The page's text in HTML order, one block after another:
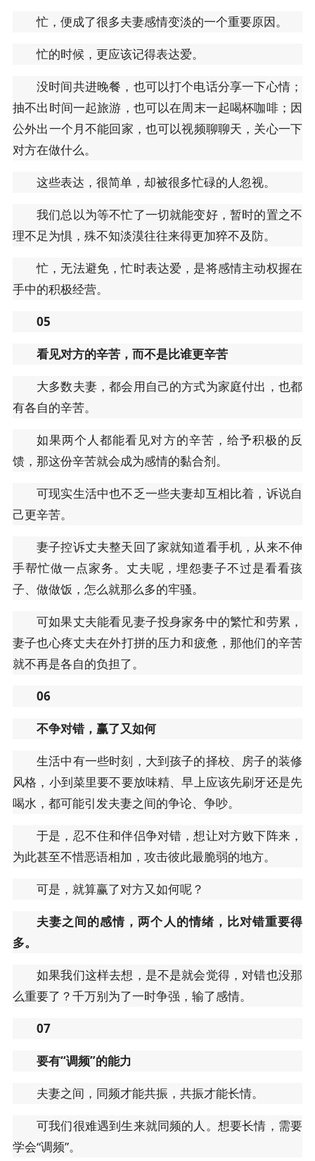
忙，便成了很多夫妻感情变淡的一个重要原因。
忙的时候，更应该记得表达爱。
没时间共进晚餐，也可以打个电话分享一下心情；
抽不出时间一起旅游，也可以在周末一起喝杯咖啡；因
公外出一个月不能回家，也可以视频聊聊天，关心一下
对方在做什么。
这些表达，很简单，却被很多忙碌的人忽视。
我们总以为等不忙了一切就能变好，暂时的置之不
理不足为惧，殊不知淡漠往往来得更加猝不及防。
忙，无法避免，忙时表达爱，是将感情主动权握在
手中的积极经营。
05
看见对方的辛苦，而不是比谁更辛苦
大多数夫妻，都会用自己的方式为家庭付出，也都
有各自的辛苦。
如果两个人都能看见对方的辛苦，给予积极的反
馈，那这份辛苦就会成为感情的黏合剂。
可现实生活中也不乏一些夫妻却互相比着，诉说自
己更辛苦。
妻子控诉丈夫整天回了家就知道看手机，从来不伸
手帮忙做一点家务。丈夫呢，埋怨妻子不过是看看孩
子、做做饭，怎么就那么多的牢骚。
可如果丈夫能看见妻子投身家务中的繁忙和劳累，
妻子也心疼丈夫在外打拼的压力和疲惫，那他们的辛苦
就不再是各自的负担了。
06
不争对错，赢了又如何
生活中有一些时刻，大到孩子的择校、房子的装修
风格，小到菜里要不要放味精、早上应该先刷牙还是先
喝水，都可能引发夫妻之间的争论、争吵。
于是，忍不住和伴侣争对错，想让对方败下阵来，
为此甚至不惜恶语相加，攻击彼此最脆弱的地方。
可是，就算赢了对方又如何呢？
夫妻之间的感情，两个人的情绪，比对错重要得
多。
如果我们这样去想，是不是就会觉得，对错也没那
么重要了？千万别为了一时争强，输了感情。
07
要有“调频”的能力
夫妻之间，同频才能共振，共振才能长情。
可我们很难遇到生来就同频的人。想要长情，需要
学会“调频”。